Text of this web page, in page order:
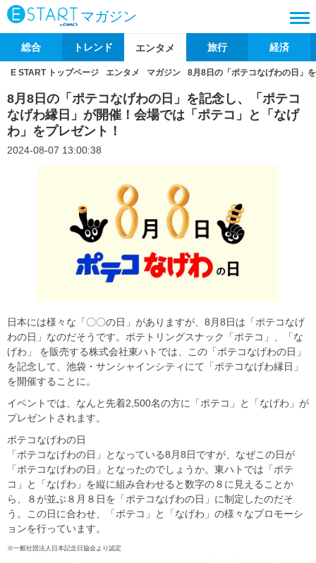
マガジン
総合 トレンド エンタメ 旅行 経済
E START トップページ エンタメ マガジン 8月8日の「ポテコなげわの日」
8月8日の「ポテコなげわの日」を記念し、「ポテコ
なげわ縁日」が開催！会場では「ポテコ」と「なげ
わ」をプレゼント！
2024-08-07 13:00:38
日本には様々な「〇〇の日」がありますが、8月8日は「ポテコなげ
わの日」なのだそうです。ポテトリングスナック「ポテコ」、「な
げわ」 を販売する株式会社東ハトでは、この「ポテコなげわの日」
を記念して、池袋・サンシャインシティにて「ポテコなげわ縁日」
を開催することに。
イベントでは、なんと先着2,500名の方に「ポテコ」と「なげわ」が
プレゼントされます。
ポテコなげわの日
「ポテコなげわの日」となっている8月8日ですが、なぜこの日が
「ポテコなげわの日」となったのでしょうか。東ハトでは「ポテ
コ」と「なげわ」を縦に組み合わせると数字の８に見えることか
ら、８が並ぶ８月８日を「ポテコなげわの日」に制定したのだそ
う。この日に合わせ、「ポテコ」と「なげわ」の様々なプロモーシ
ョンを行っています。
※一般社団法人日本記念日協会より認定